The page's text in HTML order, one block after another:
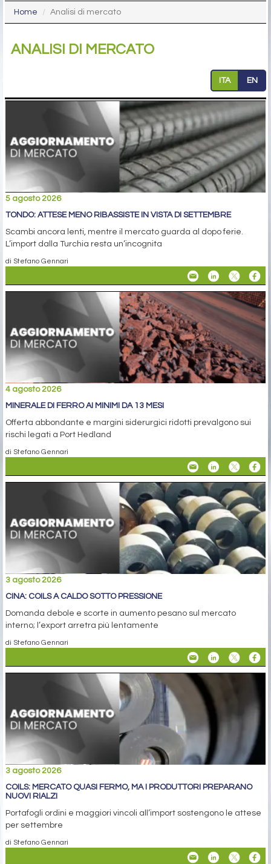
Home Analisi di mercato
ANALISI DI MERCATO
ITA EN
5 agosto 2026
TONDO: ATTESE MENO RIBASSISTE IN VISTA DI SETTEMBRE
Scambi ancora lenti, mentre il mercato guarda al dopo ferie.
L’import dalla Turchia resta un’incognita
di Stefano Gennari
4 agosto 2026
MINERALE DI FERRO AI MINIMI DA 13 MESI
Offerta abbondante e margini siderurgici ridotti prevalgono sui
rischi legati a Port Hedland
di Stefano Gennari
3 agosto 2026
CINA: COILS A CALDO SOTTO PRESSIONE
Domanda debole e scorte in aumento pesano sul mercato
interno; l’export arretra più lentamente
di Stefano Gennari
3 agosto 2026
COILS: MERCATO QUASI FERMO, MA I PRODUTTORI PREPARANO
NUOVI RIALZI
Portafogli ordini e maggiori vincoli all’import sostengono le attese
per settembre
di Stefano Gennari